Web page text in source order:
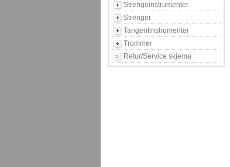
Strengeinstrumenter
Strenger
Tangentinstrumenter
Trommer
Retur/Service skjema